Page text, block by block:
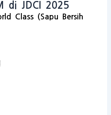
di JDCI 2025
Class (Sapu Bersih